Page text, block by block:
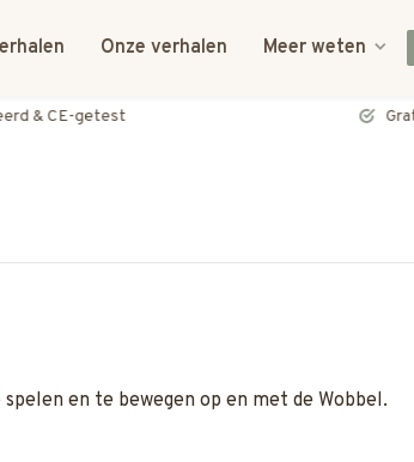
Onze verhalen Meer weten
& CE-getest
en te bewegen op en met de Wobbel.